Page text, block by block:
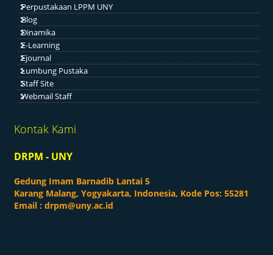
Perpustakaan LPPM UNY
Blog
Dinamika
E-Learning
Ejournal
Lumbung Pustaka
Staff Site
Webmail Staff
Kontak Kami
DRPM - UNY
Gedung Imam Barnadib Lantai 5
Karang Malang, Yogyakarta, Indonesia, Kode Pos: 55281
Email :drpm@uny.ac.id